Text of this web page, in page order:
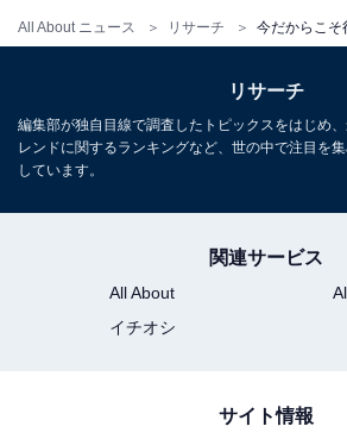
All About ニュース リサーチ
リサーチ
編集部が独自目線で調査したトピックスをはじめ
レンドに関するランキングなど、世の中で注目を
しています。
関連サービス
All About
イチオシ
サイト情報